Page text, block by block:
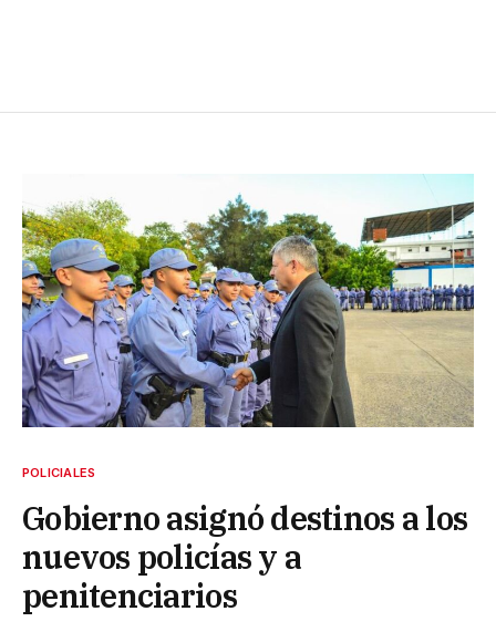
POLICIALES
Gobierno asignó destinos a los
nuevos policías y a
penitenciarios